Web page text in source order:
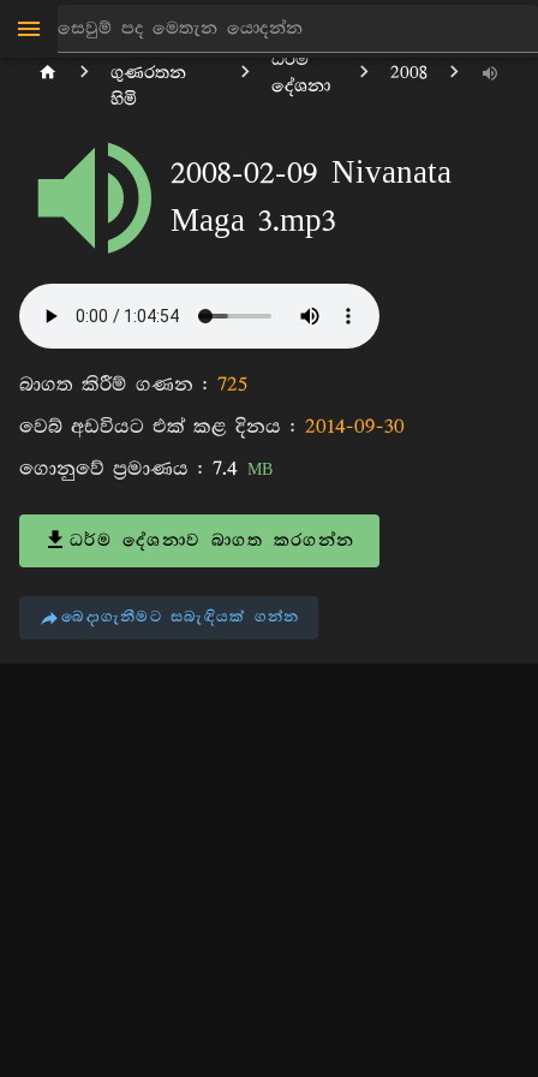
ගුණරතන
හිමි
ධර්ම
දේශනා
2008
2008-02-09 Nivanata
Maga 3.mp3
බාගත කිරීම් ගණන : 725
වෙබ් අඩවියට එක් කළ දිනය : 2014-09-30
ගොනුවේ ප්‍රමාණය : 7.4 MB
ධර්ම දේශනාව බාගත කරගන්න
බෙදාගැනීමට සබැඳියක් ගන්න